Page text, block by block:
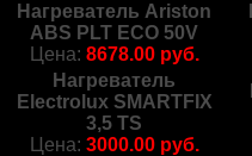
Нагреватель Ariston
ABS PLT ECO 50V
Цена: 8678.00 руб.
Нагреватель
Electrolux SMARTFIX
3,5 TS
Цена: 3000.00 руб.